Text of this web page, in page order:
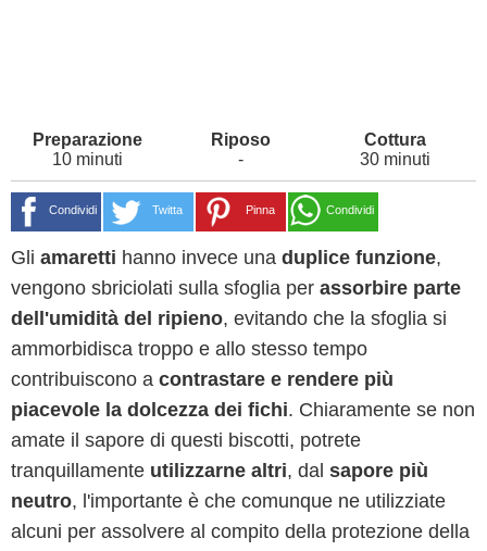
10 minuti - 30 minuti
Condividi Twitta Pinna Condividi
Gli amaretti hanno invece una duplice funzione,
vengono sbriciolati sulla sfoglia per assorbire parte
dell'umidità del ripieno, evitando che la sfoglia si
ammorbidisca troppo e allo stesso tempo
contribuiscono a contrastare e rendere più
piacevole la dolcezza dei fichi. Chiaramente se non
amate il sapore di questi biscotti, potrete
tranquillamente utilizzarne altri, dal sapore più
neutro, l'importante è che comunque ne utilizziate
alcuni per assolvere al compito della protezione della